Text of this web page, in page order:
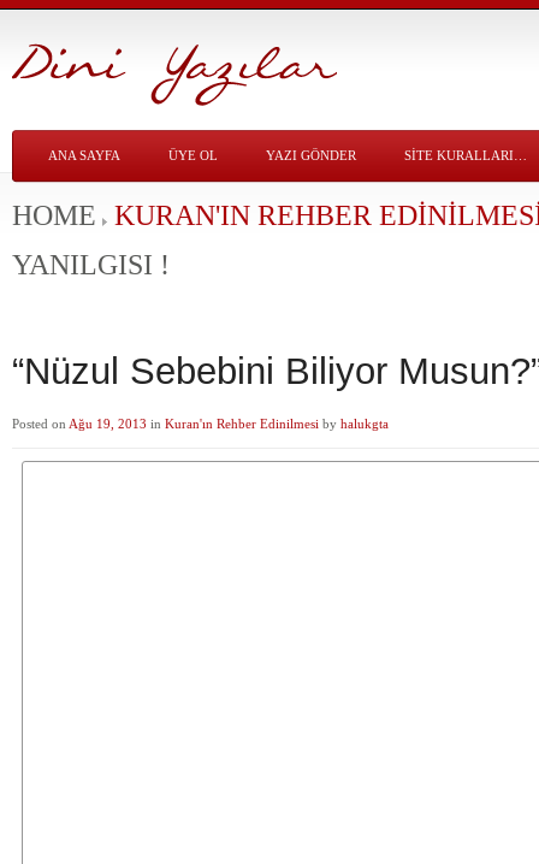
ANA SAYFA ÜYE OL YAZI GÖNDER SITE KURALLARI…
HOME KURAN'IN REHBER
YANILGISI !
“Nüzul Sebebini Biliyor Musun?”
Posted on Ağu 19, 2013 in Kuran'ın Rehber Edinilmesi by halukgta